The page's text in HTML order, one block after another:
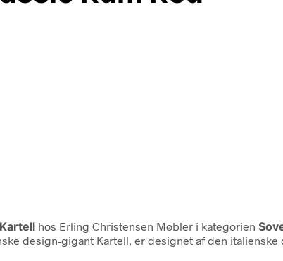
Kartell hos Erling Christensen Møbler i kategorien
design-gigant Kartell, er designet af den italienske